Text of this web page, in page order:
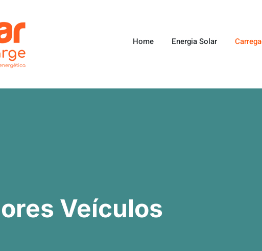
Home Energia Solar
Veículos